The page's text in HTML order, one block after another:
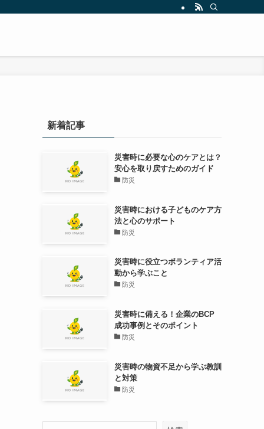
新着記事
災害時に必要な心のケアとは？
安心を取り戻すためのガイド
防災
災害時における子どものケア方
法と心のサポート
防災
災害時に役立つボランティア活
動から学ぶこと
防災
災害時に備える！企業のBCP
成功事例とそのポイント
防災
災害時の物資不足から学ぶ教訓
と対策
防災